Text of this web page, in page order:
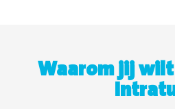
Waarom jij